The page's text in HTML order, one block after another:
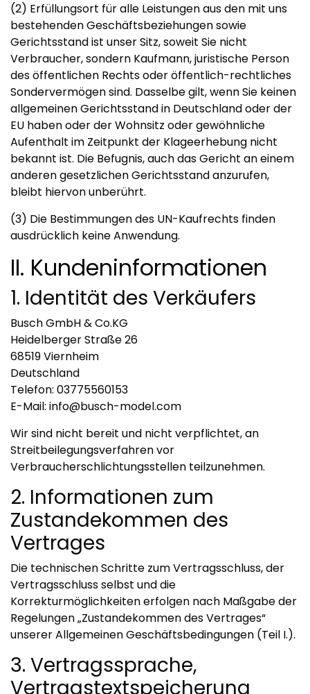
(2) Erfüllungsort für alle Leistungen aus den mit uns
bestehenden Geschäftsbeziehungen sowie
Gerichtsstand ist unser Sitz, soweit Sie nicht
Verbraucher, sondern Kaufmann, juristische Person
des öffentlichen Rechts oder öffentlich-rechtliches
Sondervermögen sind. Dasselbe gilt, wenn Sie keinen
allgemeinen Gerichtsstand in Deutschland oder der
EU haben oder der Wohnsitz oder gewöhnliche
Aufenthalt im Zeitpunkt der Klageerhebung nicht
bekannt ist. Die Befugnis, auch das Gericht an einem
anderen gesetzlichen Gerichtsstand anzurufen,
bleibt hiervon unberührt.
(3) Die Bestimmungen des UN-Kaufrechts finden
ausdrücklich keine Anwendung.
II. Kundeninformationen
1. Identität des Verkäufers
Busch GmbH & Co.KG
Heidelberger Straße 26
68519 Viernheim
Deutschland
Telefon: 03775560153
E-Mail: info@busch-model.com
Wir sind nicht bereit und nicht verpflichtet, an
Streitbeilegungsverfahren vor
Verbraucherschlichtungsstellen teilzunehmen.
2. Informationen zum
Zustandekommen des
Vertrages
Die technischen Schritte zum Vertragsschluss, der
Vertragsschluss selbst und die
Korrekturmöglichkeiten erfolgen nach Maßgabe der
Regelungen „Zustandekommen des Vertrages“
unserer Allgemeinen Geschäftsbedingungen (Teil I.).
3. Vertragssprache,
Vertragstextspeicherung